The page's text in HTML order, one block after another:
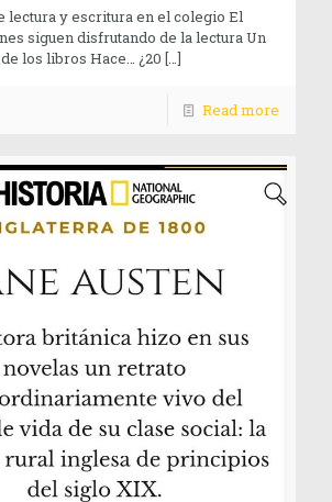
lectura y escritura en el colegio El
siguen disfrutando de la lectura Un
los libros Hace… ¿20 […]
Read more